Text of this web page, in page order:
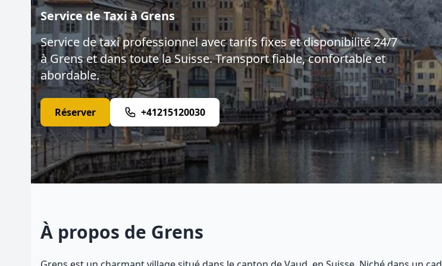
Service de Taxi à Grens
Service de taxi professionnel avec tarifs fixes et disponibilité 24/7
à Grens et dans toute la Suisse. Transport fiable, confortable et
abordable.
Réserver +41215120030
À propos de Grens